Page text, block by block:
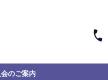
会のご案内